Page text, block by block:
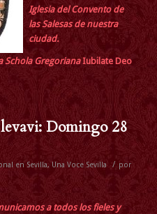
Iglesia del Convento de
las Salesas de nuestra
ciudad.
Schola GregorianaIubilate Deo
Domingo 28
en Sevilla, Una Voce Sevilla / por
a todos los fieles y